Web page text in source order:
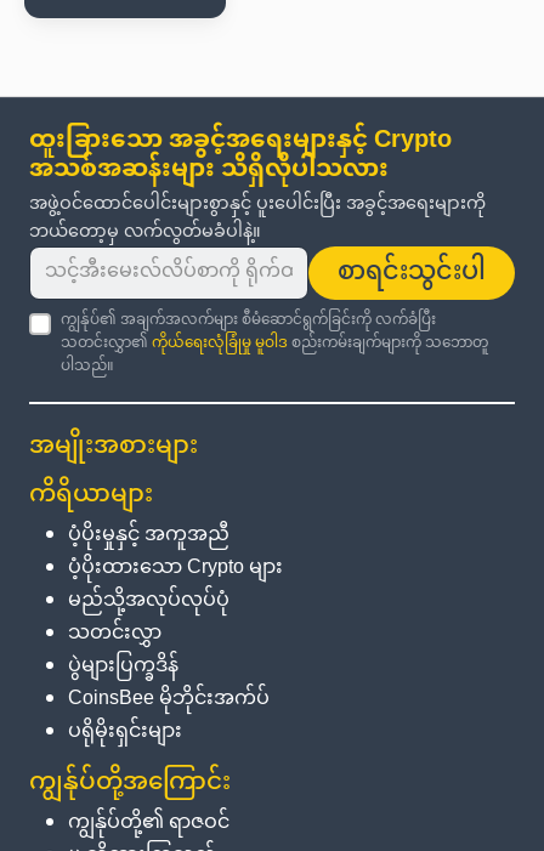
ထူးခြားသော အခွင့်အရေးများနှင့် Crypto
အသစ်အဆန်းများ သိရှိလိုပါသလား
အဖွဲ့ဝင်ထောင်ပေါင်းများစွာနှင့် ပူးပေါင်းပြီး အခွင့်အရေးများကို
ဘယ်တော့မှ လက်လွတ်မခံပါနဲ့။
စာရင်းသွင်းပါ
ကျွန်ုပ်၏ အချက်အလက်များ စီမံဆောင်ရွက်ခြင်းကို လက်ခံပြီး
သတင်းလွှာ၏ကိုယ်ရေးလုံခြုံမှု မူဝါဒစည်းကမ်းချက်များကို သဘောတူ
ပါသည်။
အမျိုးအစားများ
ကိရိယာများ
ပံ့ပိုးမှုနှင့် အကူအညီ
ပံ့ပိုးထားသော Crypto များ
မည်သို့အလုပ်လုပ်ပုံ
သတင်းလွှာ
ပွဲများပြက္ခဒိန်
CoinsBee မိုဘိုင်းအက်ပ်
ပရိုမိုးရှင်းများ
ကျွန်ုပ်တို့အကြောင်း
ကျွန်ုပ်တို့၏ ရာဇဝင်